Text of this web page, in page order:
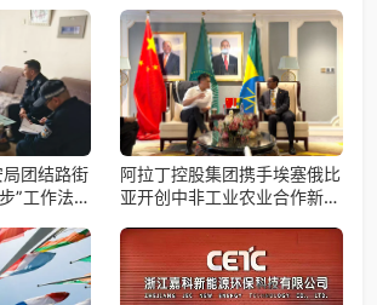
团结路街
”工作法
阿拉丁控股集团携手埃塞俄比
亚开创中非工业农业合作新篇